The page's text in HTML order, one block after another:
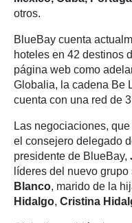
otros.
BlueBay cuenta
hoteles en 42 destinos
página web como
Globalia, la cadena Be
cuenta con una red de
Las negociaciones,
el consejero delegado
presidente de BlueBay,
líderes del nuevo
Blanco, marido de la
Hidalgo, Cristina